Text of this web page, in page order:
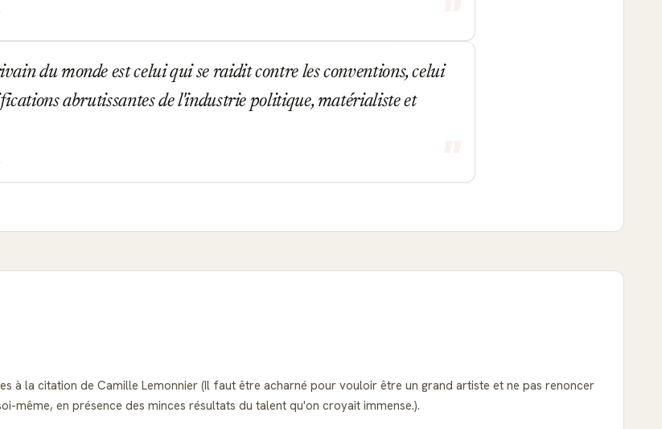
du monde est celui qui se raidit contre les conventions, celui
abrutissantes de l'industrie politique, matérialiste et
à la citation de Camille Lemonnier (Il faut être acharné pour vouloir être un grand artiste et ne pas renoncer
en présence des minces résultats du talent qu'on croyait immense.).